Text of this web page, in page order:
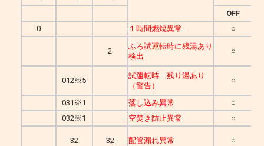
OFF
0
１時間燃焼異常 ○
2
ふろ試運転時に残湯あり
検出
○
012※5
試運転時 残り湯あり
（警告）
○
031※1 落し込み異常
○
032※1
空焚き防止異常 ○
32 32 配管漏れ異常 ○